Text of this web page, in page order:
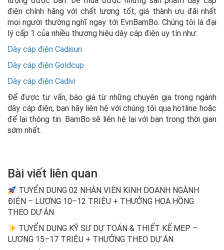
điện chính hãng với chất lượng tốt, giá thành ưu đãi nhất
mọi người thường nghĩ ngay tới EvnBamBo. Chúng tôi là đại
lý cấp 1 của nhiều thương hiệu dây cáp điện uy tín như:
Dây cáp điện Cadisun
Dây cáp điện Goldcup
Dây cáp điện Cadivi
Để được tư vấn, báo giá từ những chuyên gia trong ngành
dây cáp điện, bạn hãy liên hệ với chúng tôi qua hotline hoặc
để lại thông tin. BamBo sẽ liên hệ lại với bạn trong thời gian
sớm nhất.
Bài viết liên quan
TUYỂN DỤNG 02 NHÂN VIÊN KINH DOANH NGÀNH
ĐIỆN – LƯƠNG 10–12 TRIỆU + THƯỞNG HOA HỒNG
THEO DỰ ÁN
TUYỂN DỤNG KỸ SƯ DỰ TOÁN & THIẾT KẾ MEP –
LƯƠNG 15–17 TRIỆU + THƯỞNG THEO DỰ ÁN